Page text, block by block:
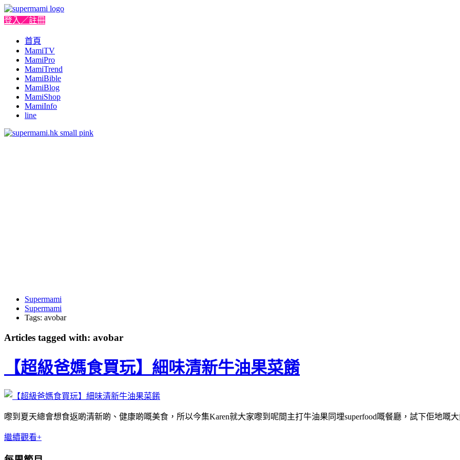
登入／註冊
首頁
MamiTV
MamiPro
MamiTrend
MamiBible
MamiBlog
MamiShop
MamiInfo
line
Supermami
Supermami
Tags: avobar
Articles tagged with: avobar
【超級爸媽食買玩】細味清新牛油果菜餚
嚟到夏天總會想食返啲清新啲、健康啲嘅美食，所以今集Karen就大家嚟到呢間主打牛油果同埋superfood嘅餐廳，試下佢地嘅大
繼續觀看+